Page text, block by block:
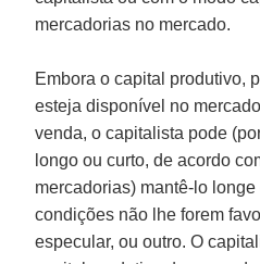
mercadorias no mercado.
Embora o capital produtivo,
esteja disponível no
venda, o capitalista pode
longo ou curto, de acordo
mercadorias) mantê-lo
condições não lhe forem
especular, ou outro. O